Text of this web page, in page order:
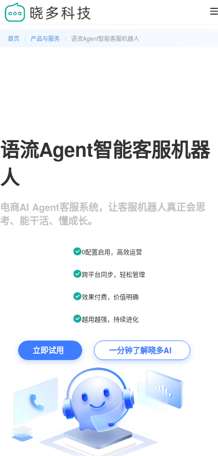
首页 产品与服务 语流Agent智能客服机器人
语流Agent智能客服机器
人
电商AI Agent客服系统，让客服机器人真正会思
考、能干活、懂成长。
0配置启用，高效运营
跨平台同步，轻松管理
效果付费，价值明确
越用越强，持续进化
立即试用 一分钟了解晓多AI